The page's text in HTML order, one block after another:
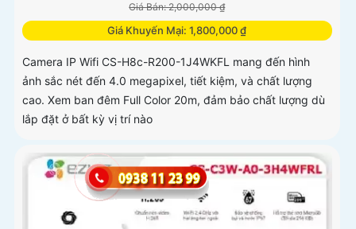
Giá Bán: 2,000,000 ₫
Giá Khuyến Mại: 1,800,000 ₫
Camera IP Wifi CS-H8c-R200-1J4WKFL mang đến hình
ảnh sắc nét đến 4.0 megapixel, tiết kiệm, và chất lượng
cao. Xem ban đêm Full Color 20m, đảm bảo chất lượng dù
lắp đặt ở bất kỳ vị trí nào